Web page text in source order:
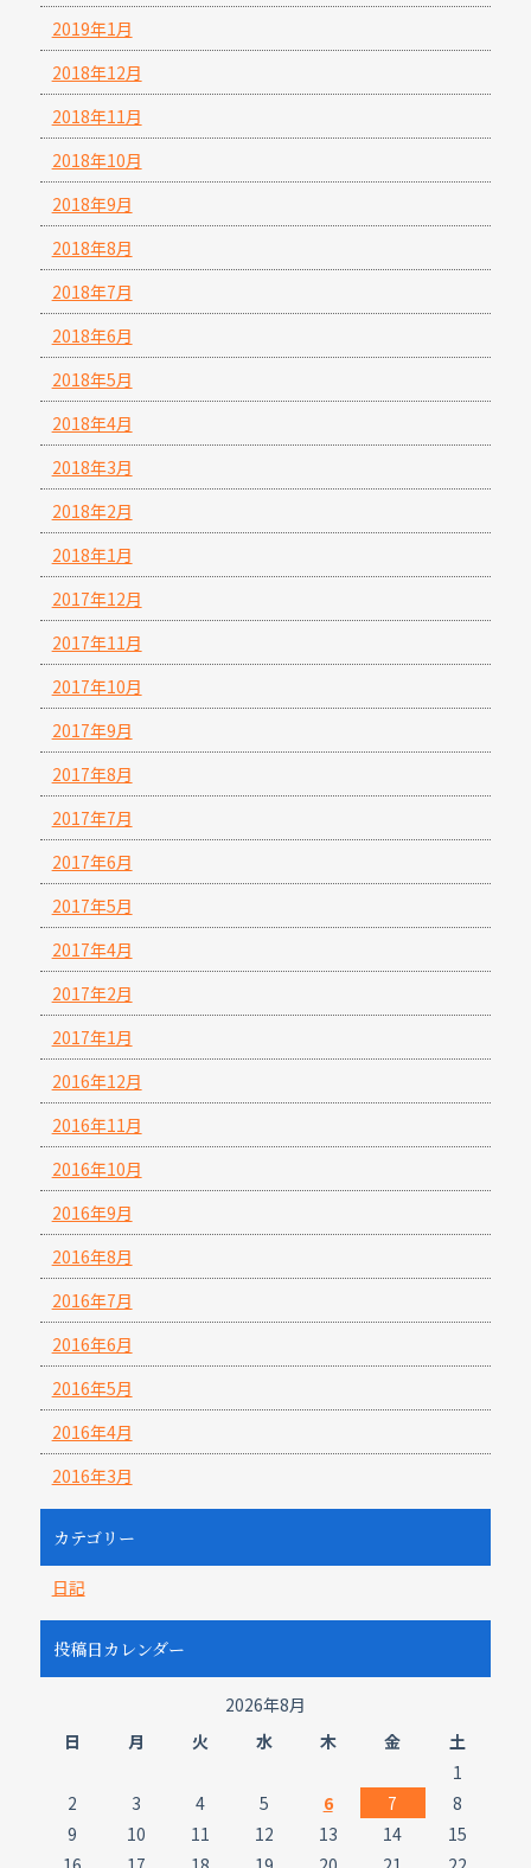
2019年1月
2018年12月
2018年11月
2018年10月
2018年9月
2018年8月
2018年7月
2018年6月
2018年5月
2018年4月
2018年3月
2018年2月
2018年1月
2017年12月
2017年11月
2017年10月
2017年9月
2017年8月
2017年7月
2017年6月
2017年5月
2017年4月
2017年2月
2017年1月
2016年12月
2016年11月
2016年10月
2016年9月
2016年8月
2016年7月
2016年6月
2016年5月
2016年4月
2016年3月
カテゴリー
日記
投稿日カレンダー
2026年8月
日
月 火 水 木 金
土
1
2
3 4 5 6 7
8
9
10 11 12 13 14
15